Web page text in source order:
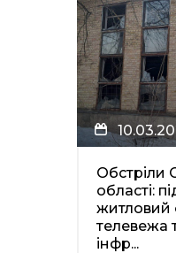
Обстріли
області:
житловий
телевежа
інфр...